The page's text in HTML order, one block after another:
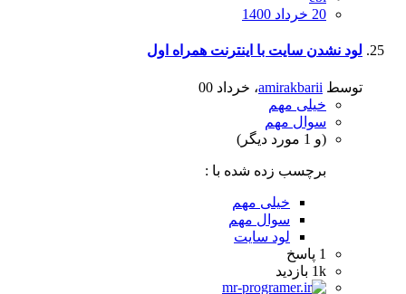
20 خرداد 1400
لود نشدن سایت با اینترنت همراه اول
توسط amirakbarii، خرداد 00
خیلی مهم
سوال مهم
(و 1 مورد دیگر)
برچسب زده شده با :
خیلی مهم
سوال مهم
لود سایت
1 پاسخ
1k بازدید